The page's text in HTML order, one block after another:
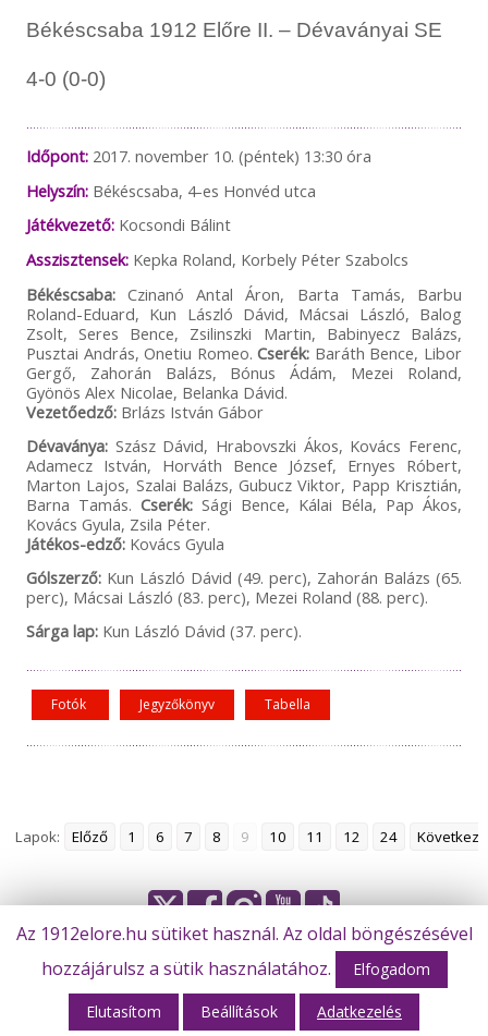
Békéscsaba 1912 Előre II. – Dévaványai SE
4-0 (0-0)
Időpont:2017. november 10. (péntek) 13:30 óra
Helyszín: Békéscsaba, 4-es Honvéd utca
Játékvezető: Kocsondi Bálint
Asszisztensek: Kepka Roland, Korbely Péter Szabolcs
Békéscsaba:Czinanó Antal Áron, Barta Tamás, Barbu
Roland-Eduard, Kun László Dávid, Mácsai László, Balog
Zsolt, Seres Bence, Zsilinszki Martin, Babinyecz Balázs,
Pusztai András, Onetiu Romeo.Cserék: Baráth Bence, Libor
Gergő, Zahorán Balázs, Bónus Ádám, Mezei Roland,
Gyönös Alex Nicolae, Belanka Dávid.
Vezetőedző:Brlázs István Gábor
Dévaványa:Szász Dávid, Hrabovszki Ákos, Kovács Ferenc,
Adamecz István, Horváth Bence József, Ernyes Róbert,
Marton Lajos, Szalai Balázs, Gubucz Viktor, Papp Krisztián,
Barna Tamás. Cserék:Sági Bence, Kálai Béla, Pap Ákos,
Kovács Gyula, Zsila Péter.
Játékos-edző:Kovács Gyula
Gólszerző:Kun László Dávid (49. perc), Zahorán Balázs (65.
perc), Mácsai László (83. perc), Mezei Roland (88. perc).
Sárga lap:Kun László Dávid (37. perc).
Fotók Jegyzőkönyv Tabella
Lapok: Előző 1 6 7 8 9 10 11 12 24 Következő
© Békéscsaba 1912 Előre Futball Zrt.
Webhost: M-Design
Az 1912elore.hu sütiket használ. Az oldal böngészésével
hozzájárulsz a sütik használatához.
Elfogadom
Elutasítom Beállítások Adatkezelés